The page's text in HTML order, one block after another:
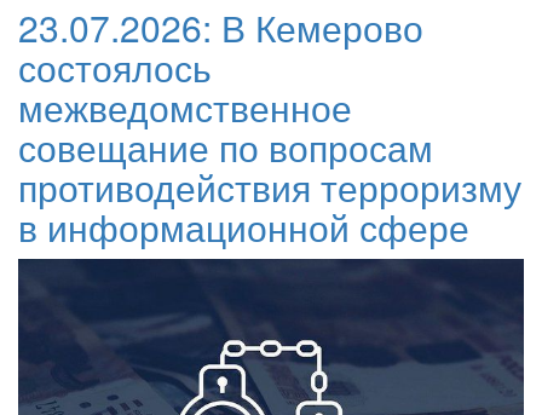
23.07.2026: В Кемерово
состоялось
межведомственное
совещание по вопросам
противодействия терроризму
в информационной сфере